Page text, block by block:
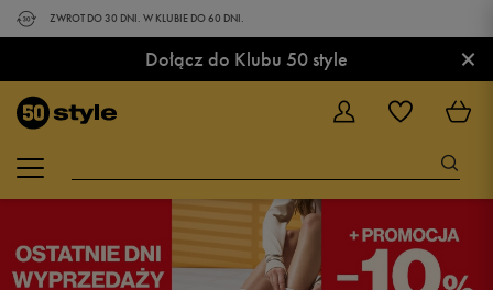
ZWROT DO 30 DNI. W KLUBIE DO 60 DNI.
Dołącz do Klubu 50 style ×